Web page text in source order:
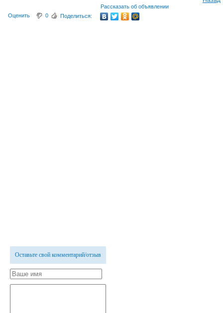
Рассказать об объявлении
Оценить
0 Поделиться:
Оставьте свой комментарий/отзыв